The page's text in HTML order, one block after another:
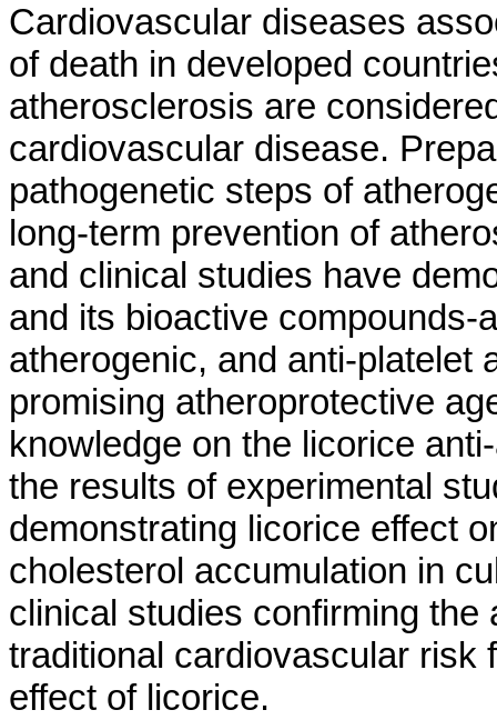
Cardiovascular diseases
of death in developed
atherosclerosis are
cardiovascular disease.
pathogenetic steps of
long-term prevention of
and clinical studies have
and its bioactive compounds-
atherogenic, and anti-platelet
promising atheroprotective
knowledge on the licorice
the results of experimental
demonstrating licorice effect
cholesterol accumulation in
clinical studies confirming
traditional cardiovascular risk
effect of licorice.